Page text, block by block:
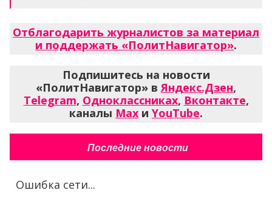
Отблагодарить журналистов за материал
и поддержать «ПолитНавигатор».
Подпишитесь на новости
«ПолитНавигатор» в Яндекс.Дзен,
Telegram, Одноклассниках, Вконтакте,
каналы Max и YouTube.
Последние новости
Ошибка сети...